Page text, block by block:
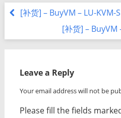
[补货] – BuyVM – LU-KVM-
[补货] – BuyVM
Leave a Reply
Your email address will not be
Please fill the fields